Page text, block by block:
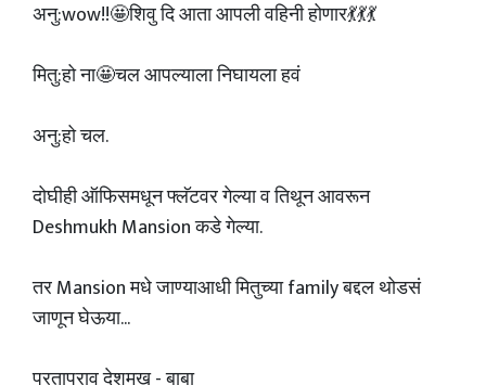
अनु:wow!!🤩शिवु दि आता आपली वहिनी होणार💃💃💃
मितु:हो ना🤩चल आपल्याला निघायला हवं
अनु:हो चल.
दोघीही ऑफिसमधून फ्लॅटवर गेल्या व तिथून आवरून
Deshmukh Mansion कडे गेल्या.
तर Mansion मधे जाण्याआधी मितुच्या family बद्दल थोडसं
जाणून घेऊया...